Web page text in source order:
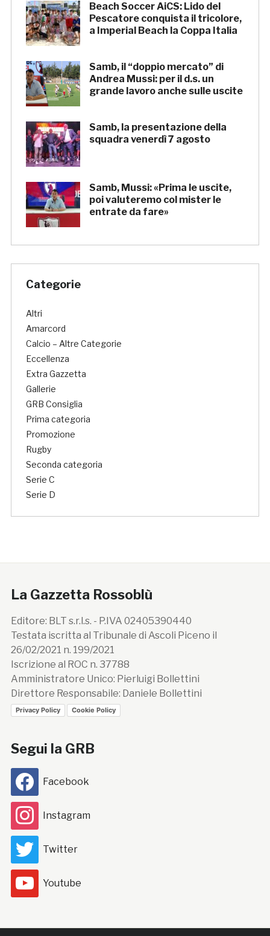
Beach Soccer AiCS: Lido del
Pescatore conquista il tricolore,
a Imperial Beach la Coppa Italia
Samb, il “doppio mercato” di
Andrea Mussi: per il d.s. un
grande lavoro anche sulle uscite
Samb, la presentazione della
squadra venerdì 7 agosto
Samb, Mussi: «Prima le uscite,
poi valuteremo col mister le
entrate da fare»
Categorie
Altri
Amarcord
Calcio – Altre Categorie
Eccellenza
Extra Gazzetta
Gallerie
GRB Consiglia
Prima categoria
Promozione
Rugby
Seconda categoria
Serie C
Serie D
La Gazzetta Rossoblù
Editore: BLT s.r.l.s. - P.IVA 02405390440
Testata iscritta al Tribunale di Ascoli Piceno il
26/02/2021 n. 199/2021
Iscrizione al ROC n. 37788
Amministratore Unico: Pierluigi Bollettini
Direttore Responsabile: Daniele Bollettini
Privacy Policy Cookie Policy
Segui la GRB
Facebook
Instagram
Twitter
Youtube